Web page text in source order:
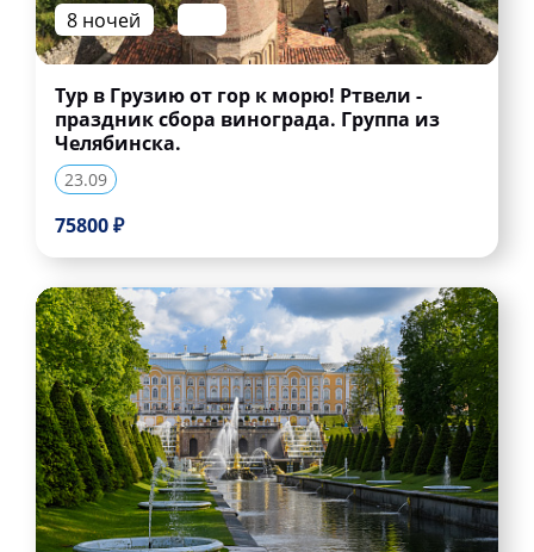
8 ночей
Тур в Грузию от гор к морю! Ртвели -
праздник сбора винограда. Группа из
Челябинска.
23.09
75800 ₽